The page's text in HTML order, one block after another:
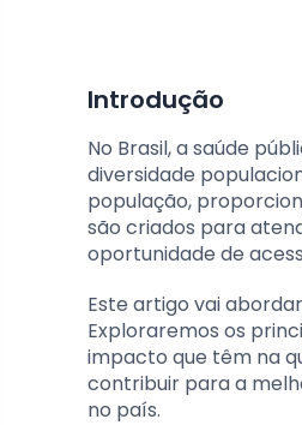
Introdução
No Brasil, a saúde
diversidade
população,
são criados para
oportunidade de
Este artigo vai
Exploraremos os
impacto que têm na
contribuir para a
no país.